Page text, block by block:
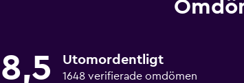
8,5 Utomordentligt
1648 verifierade omdömen